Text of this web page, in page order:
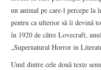
un animal pe care-l percepe la
pentru ca ulterior să îi devină
în 1920 de către Lovecraft,
„Supernatural Horror in
Unul dintre cele două texte